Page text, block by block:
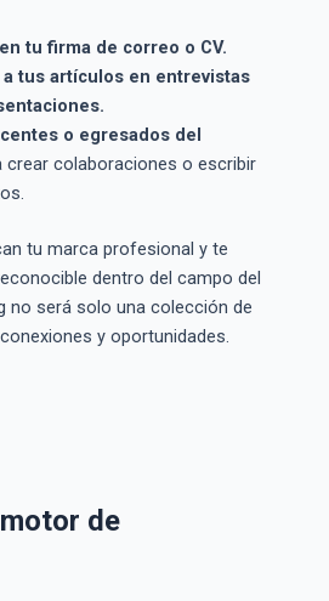
tu firma de correo o CV.
tus artículos en entrevistas
o egresados del
crear colaboraciones o escribir
tu marca profesional y te
dentro del campo del
no será solo una colección de
y oportunidades.
de